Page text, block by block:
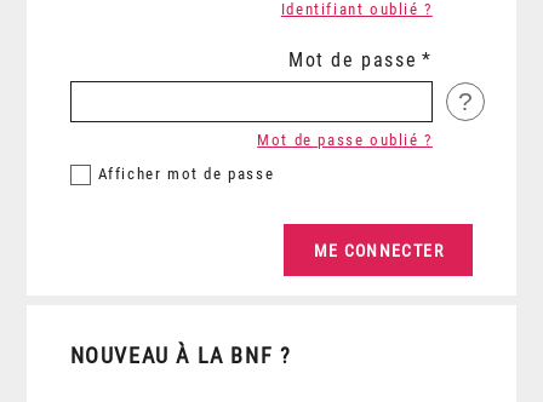
Identifiant oublié ?
Mot de passe
?
Afficher mot de passe
Mot de passe oublié ?
NOUVEAU À LA BNF ?